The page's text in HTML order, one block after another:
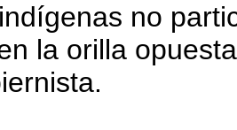
no
la orilla